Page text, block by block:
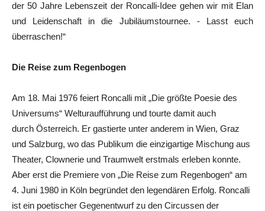
der 50 Jahre Lebenszeit der Roncalli-Idee gehen wir mit Elan
und Leidenschaft in die Jubiläumstournee. - Lasst euch
überraschen!“
Die Reise zum Regenbogen
Am 18. Mai 1976 feiert Roncalli mit „Die größte Poesie des
Universums“ Welturaufführung und tourte damit auch
durch Österreich. Er gastierte unter anderem in Wien, Graz
und Salzburg, wo das Publikum die einzigartige Mischung aus
Theater, Clownerie und Traumwelt erstmals erleben konnte.
Aber erst die Premiere von „Die Reise zum Regenbogen“ am
4. Juni 1980 in Köln begründet den legendären Erfolg. Roncalli
ist ein poetischer Gegenentwurf zu den Circussen der